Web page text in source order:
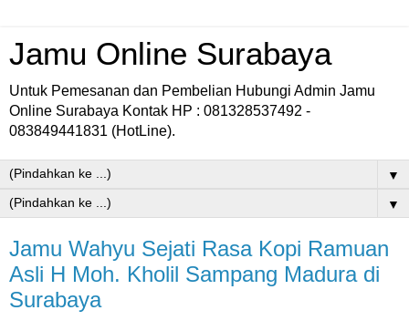
Jamu Online Surabaya
Untuk Pemesanan dan Pembelian Hubungi Admin Jamu
Online Surabaya Kontak HP : 081328537492 -
083849441831 (HotLine).
▼
▼
Jamu Wahyu Sejati Rasa Kopi Ramuan
Asli H Moh. Kholil Sampang Madura di
Surabaya